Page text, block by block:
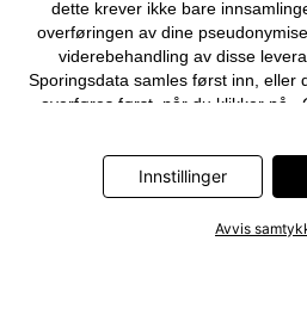
dette krever ikke bare
overføringen av dine
viderebehandling av disse
Sporingsdata samles først inn, eller
overføres først, når du klikker på
Adjust GmbH, Criteo SA, Flowbox
Communications GmbH, ID5
Ireland Ltd, Microsoft Ireland
Ltd, RTB-House GmbH, Snap
Innstillinger
Avvis